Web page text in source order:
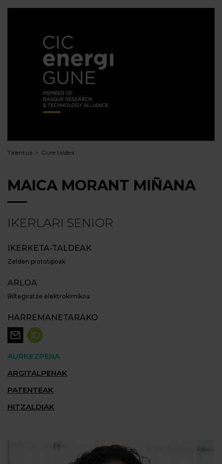
Talentua Gure taldea
MAICA MORANT MIÑANA
IKERLARI SENIOR
IKERKETA-TALDEAK
Zelden prototipoak
ARLOA
Biltegiratze elektrokimikoa
HARREMANETARAKO
AURKEZPENA
ARGITALPENAK
PATENTEAK
HITZALDIAK